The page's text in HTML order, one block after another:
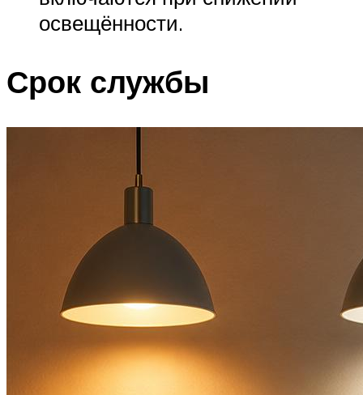
освещённости.
Срок службы